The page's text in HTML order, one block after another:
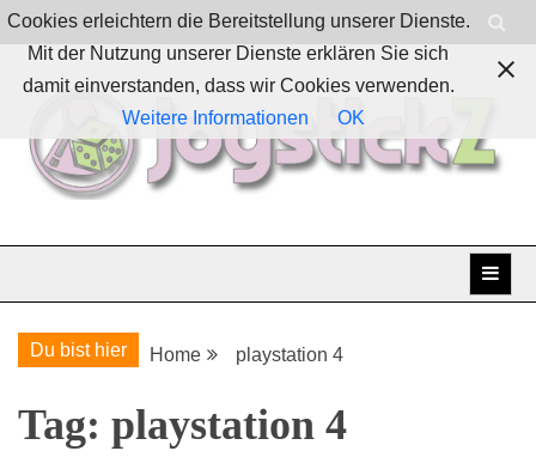
Skip
to
content
JoystickZ
Du bist hier Home playstation 4
Tag: playstation 4
Cookies erleichtern die Bereitstellung unserer Dienste.
Mit der Nutzung unserer Dienste erklären Sie sich
damit einverstanden, dass wir Cookies verwenden.
Weitere Informationen
OK